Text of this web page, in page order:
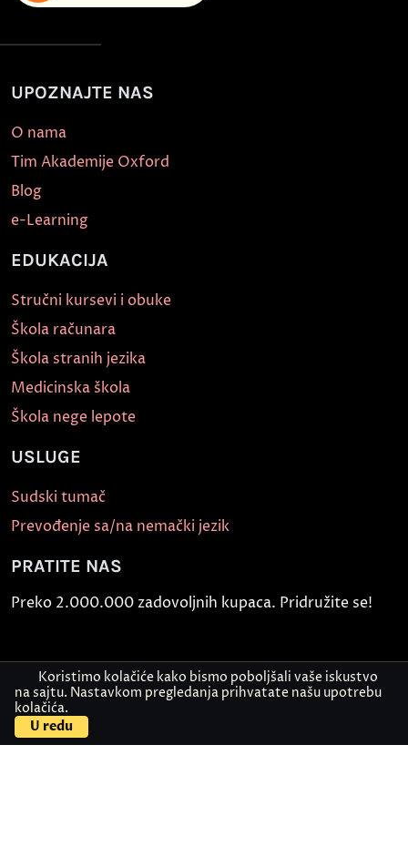
UPOZNAJTE NAS
O nama
Tim Akademije Oxford
Blog
e-Learning
EDUKACIJA
Stručni kursevi i obuke
Škola računara
Škola stranih jezika
Medicinska škola
Škola nege lepote
USLUGE
Sudski tumač
Prevođenje sa/na nemački jezik
PRATITE NAS
Preko 2.000.000 zadovoljnih kupaca. Pridružite se!
Politika bezbednosti informacija
Koristimo kolačiće kako bismo poboljšali vaše iskustvo
na sajtu. Nastavkom pregledanja prihvatate našu upotrebu
kolačića.
U redu